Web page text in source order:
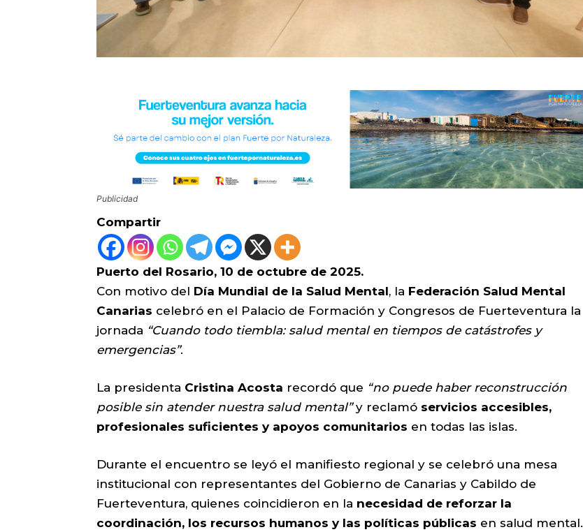
Publicidad
Compartir
Puerto del Rosario, 10 de octubre de 2025.
Con motivo del Día Mundial de la Salud Mental, la Federación Salud Mental
Canarias celebró en el Palacio de Formación y Congresos de Fuerteventura la
jornada “Cuando todo tiembla: salud mental en tiempos de catástrofes y
emergencias”.
La presidenta Cristina Acosta recordó que “no puede haber reconstrucción
posible sin atender nuestra salud mental”y reclamó servicios accesibles,
profesionales suficientes y apoyos comunitarios en todas las islas.
Durante el encuentro se leyó el manifiesto regional y se celebró una mesa
institucional con representantes del Gobierno de Canarias y Cabildo de
Fuerteventura, quienes coincidieron en la necesidad de reforzar la
coordinación, los recursos humanos y las políticas públicas en salud mental.